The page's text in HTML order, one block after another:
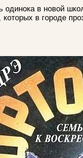
в новой
в городе